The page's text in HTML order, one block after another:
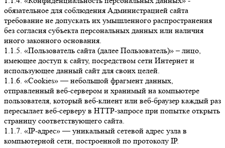
обязательное для соблюдения Администрацией сайта
требование не допускать их умышленного распространения
без согласия субъекта персональных данных или наличия
иного законного основания.
1.1.5. «Пользователь сайта (далее Пользователь)» – лицо,
имеющее доступ к сайту, посредством сети Интернет и
использующее данный сайт для своих целей.
1.1.6. «Cookies» — небольшой фрагмент данных,
отправленный веб-сервером и хранимый на компьютере
пользователя, который веб-клиент или веб-браузер каждый раз
пересылает веб-серверу в HTTP-запросе при попытке открыть
страницу соответствующего сайта.
1.1.7. «IP-адрес» — уникальный сетевой адрес узла в
компьютерной сети, построенной по протоколу IP.